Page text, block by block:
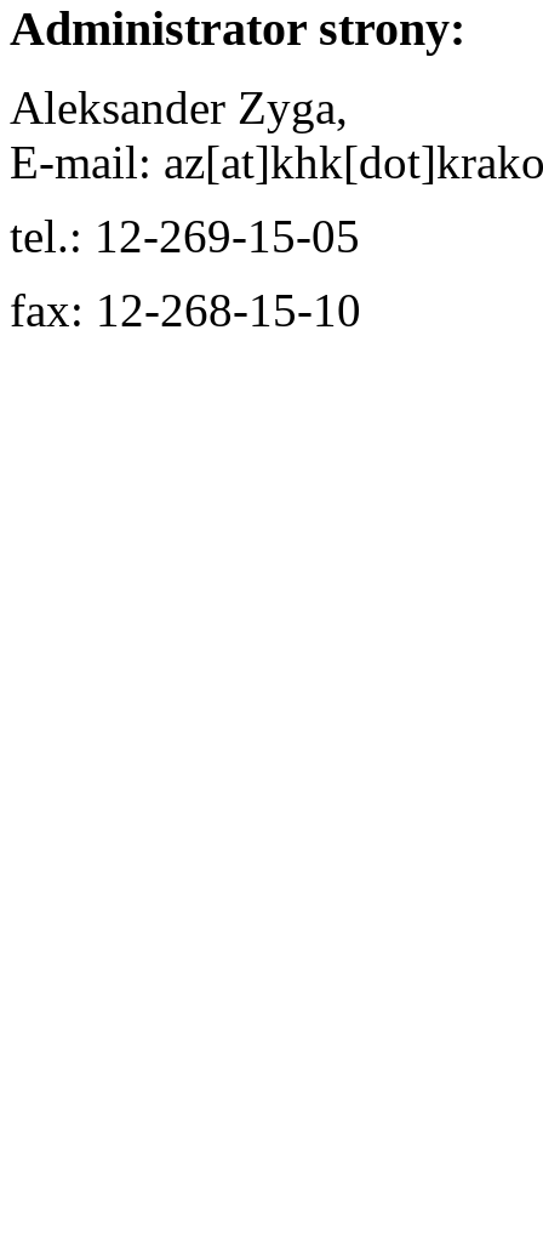
Administrator strony:
Aleksander Zyga,
E-mail:
tel.: 12-269-15-05
fax: 12-268-15-10